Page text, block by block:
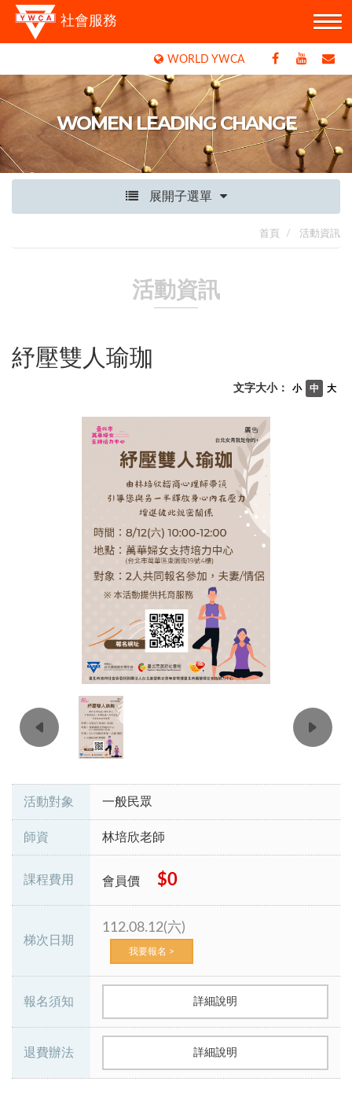
社會服務
WORLD YWCA
WOMEN LEADING CHANGE
展開子選單
首頁 活動資訊
活動資訊
紓壓雙人瑜珈
大
中
小
文字大小：
活動對象 一般民眾
師資 林培欣老師
課程費用 會員價 $0
梯次日期
112.08.12(六)
我要報名 >
報名須知 詳細說明
退費辦法 詳細說明